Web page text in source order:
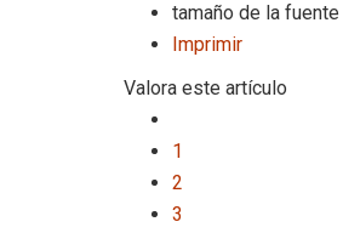
tamaño de la fuente
Imprimir
Valora este artículo
1
2
3